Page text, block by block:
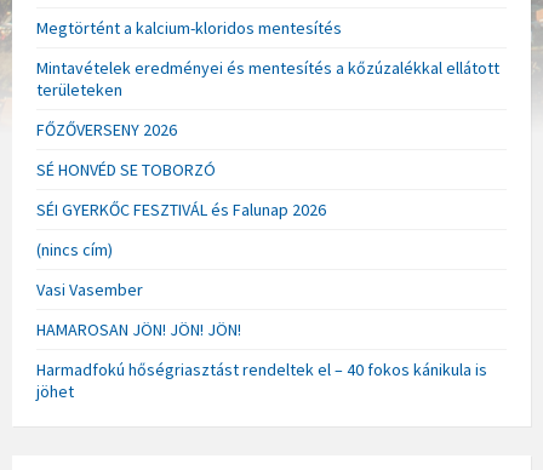
Megtörtént a kalcium-kloridos mentesítés
Mintavételek eredményei és mentesítés a kőzúzalékkal ellátott
területeken
FŐZŐVERSENY 2026
SÉ HONVÉD SE TOBORZÓ
SÉI GYERKŐC FESZTIVÁL és Falunap 2026
(nincs cím)
Vasi Vasember
HAMAROSAN JÖN! JÖN! JÖN!
Harmadfokú hőségriasztást rendeltek el – 40 fokos kánikula is
jöhet